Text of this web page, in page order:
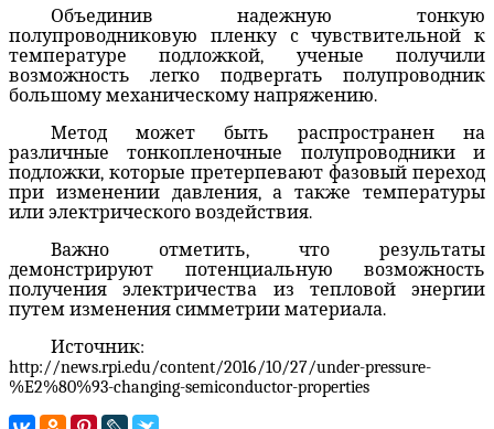
Объединив надежную тонкую
полупроводниковую пленку с чувствительной к
температуре подложкой, ученые получили
возможность легко подвергать полупроводник
большому механическому напряжению.
Метод может быть распространен на
различные тонкопленочные полупроводники и
подложки, которые претерпевают фазовый переход
при изменении давления, а также температуры
или электрического воздействия.
Важно отметить, что результаты
демонстрируют потенциальную возможность
получения электричества из тепловой энергии
путем изменения симметрии материала.
Источник:
http://news.rpi.edu/content/2016/10/27/under-pressure-
%E2%80%93-changing-semiconductor-properties